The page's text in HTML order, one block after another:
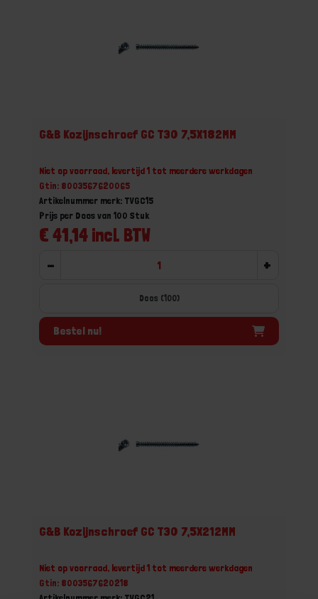
G&B Kozijnschroef GC T30 7,5X182MM
Niet op voorraad, levertijd 1 tot meerdere werkdagen
Gtin: 8003567620065
Artikelnummer merk: TVGC15
€ 41,14 incl. BTW
Prijs per Doos van 100 Stuk
- +
Doos (100)
Bestel nu!
G&B Kozijnschroef GC T30 7,5X212MM
Niet op voorraad, levertijd 1 tot meerdere werkdagen
Gtin: 8003567620218